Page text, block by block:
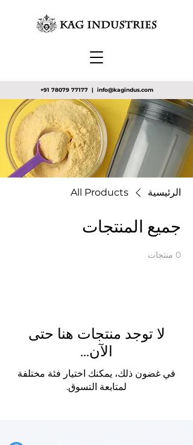
+91 78079 77177| info@kagindus.com
الرئيسية All Products
جميع المنتجات
0 منتجات
لا توجد منتجات هنا حتى
الآن...
في غضون ذلك، يمكنك اختيار فئة مختلفة
لمتابعة التسوق.